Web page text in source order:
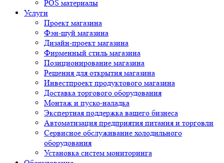
POS материалы
Услуги
Проект магазина
Фэн-шуй магазина
Дизайн-проект магазина
Фирменный стиль магазина
Позиционирование магазина
Решения для открытия магазина
Инвестпроект продуктового магазина
Доставка торгового оборудования
Монтаж и пуско-наладка
Экспертная поддержка вашего бизнеса
Автоматизация предприятия питания и торговли
Сервисное обслуживание холодильного
оборудования
Установка систем мониторинга